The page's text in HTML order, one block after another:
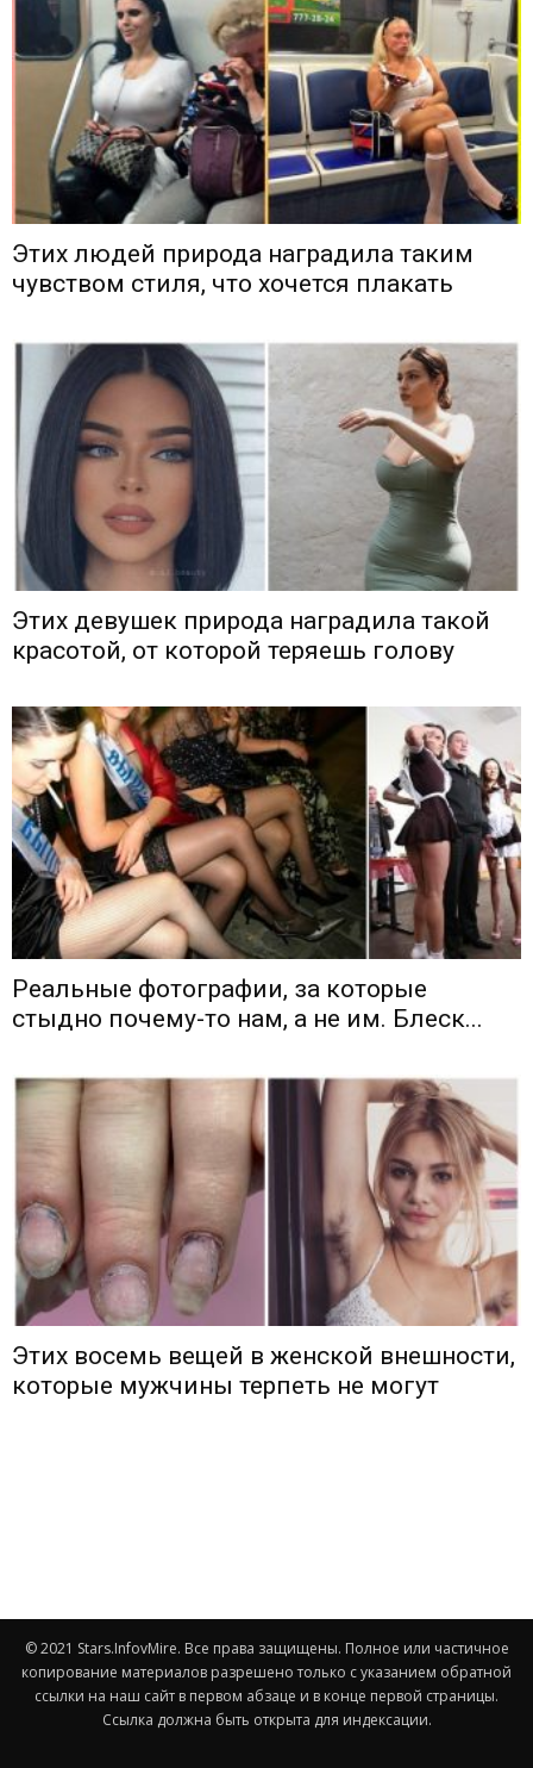
Этих людей природа наградила таким
чувством стиля, что хочется плакать
Этих девушек природа наградила такой
красотой, от которой теряешь голову
Реальные фотографии, за которые
стыдно почему-то нам, а не им. Блеск...
Этих восемь вещей в женской внешности,
которые мужчины терпеть не могут
© 2021 Stars.InfovMire. Все права защищены. Полное или частичное
копирование материалов разрешено только с указанием обратной
ссылки на наш сайт в первом абзаце и в конце первой страницы.
Ссылка должна быть открыта для индексации.